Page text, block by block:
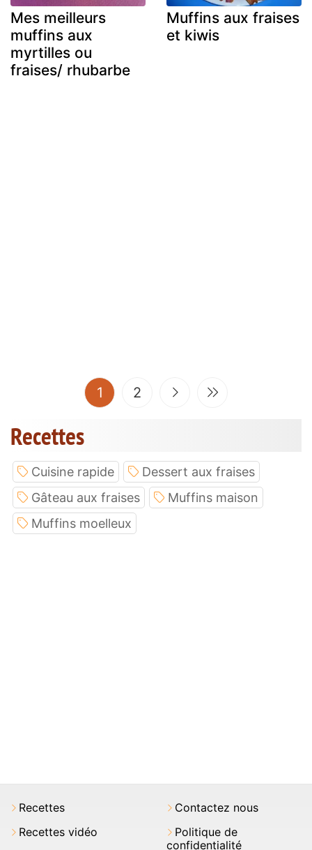
Mes meilleurs
muffins aux
myrtilles ou
fraises/ rhubarbe
Muffins aux fraises
et kiwis
1 (current)
2
Recettes
Cuisine rapide
Dessert aux fraises
Gâteau aux fraises
Muffins maison
Muffins moelleux
Recettes
Recettes vidéo
Contactez nous
Politique de
confidentialité